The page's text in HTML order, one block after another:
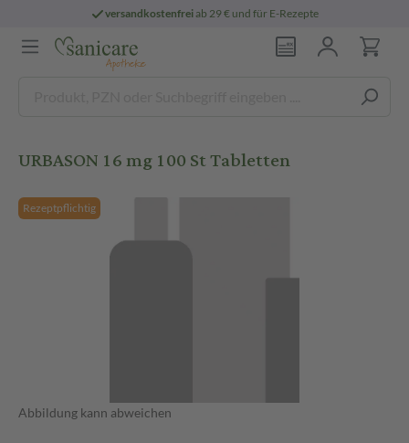
versandkostenfreiab 29 € und für E-Rezepte
URBASON 16 mg 100 St Tabletten
Rezeptpflichtig
Abbildung kann abweichen